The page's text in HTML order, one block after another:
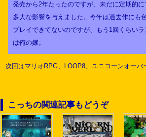
発売から2年たったのですが、未だに定期的
多大な影響を与えました。今年は過去作にも
プレイできてないのですが、もう1回くらい
は俺の嫁。
次回はマリオRPG、LOOP8、ユニコーンオーバ
こっちの関連記事もどうぞ